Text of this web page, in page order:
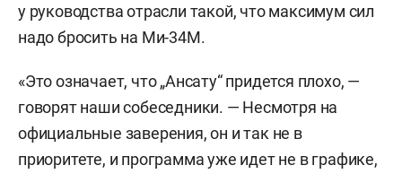
у руководства отрасли такой, что максимум сил
надо бросить на Ми-34М.
«Это означает, что „Ансату“ придется плохо, —
говорят наши собеседники. — Несмотря на
официальные заверения, он и так не в
приоритете, и программа уже идет не в графике,